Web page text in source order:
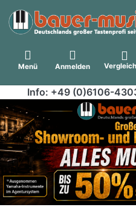
Menü Anmelden
Info: +49 (0)6106-